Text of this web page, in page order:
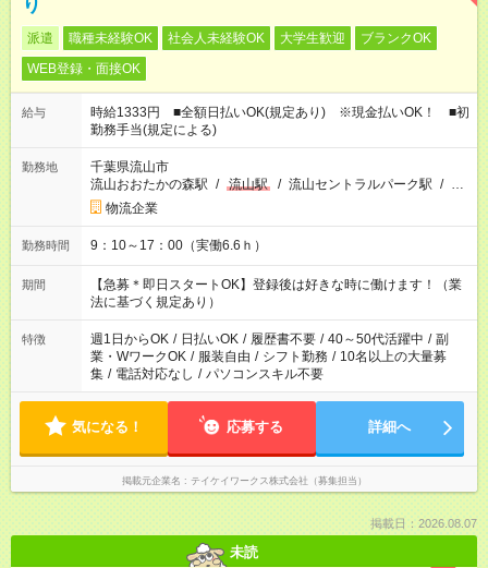
り
派遣 職種未経験OK 社会人未経験OK 大学生歓迎
ブランクOK
WEB登録・面接OK
給与
時給1333円 ■全額日払いOK(規定あり) ※現金払いOK！ ■初
勤務手当(規定による)
勤務地
千葉県流山市
流山おおたかの森駅 / 流山駅 / 流山セントラルパーク駅 / …
物流企業
勤務時間 9：10～17：00（実働6.6ｈ）
期間
【急募＊即日スタートOK】登録後は好きな時に働けます！（業
法に基づく規定あり）
特徴 週1日からOK / 日払いOK / 履歴書不要 / 40～50代活躍中 / 副
業・WワークOK / 服装自由 / シフト勤務 / 10名以上の大量募
集 / 電話対応なし / パソコンスキル不要
気になる！ 応募する 詳細へ
掲載元企業名 テイケイワークス株式会社（募集担当）
掲載日：2026.08.07
未読